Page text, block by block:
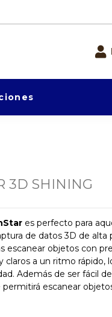
3D SHINING
es perfecto para
de datos 3D de alta
escanear objetos con
claros a un ritmo rápido,
Además de ser fácil
permitirá escanear